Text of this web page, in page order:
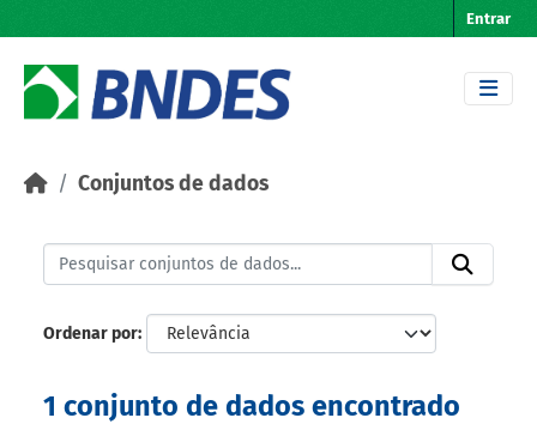
Entrar
Conjuntos de dados
Ordenar por
1 conjunto de dados encontrado